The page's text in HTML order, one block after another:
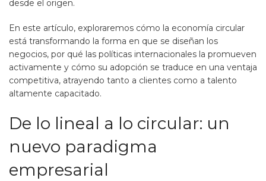
desde el origen.
En este artículo, exploraremos cómo la economía circular
está transformando la forma en que se diseñan los
negocios, por qué las políticas internacionales la promueven
activamente y cómo su adopción se traduce en una ventaja
competitiva, atrayendo tanto a clientes como a talento
altamente capacitado.
De lo lineal a lo circular: un
nuevo paradigma
empresarial